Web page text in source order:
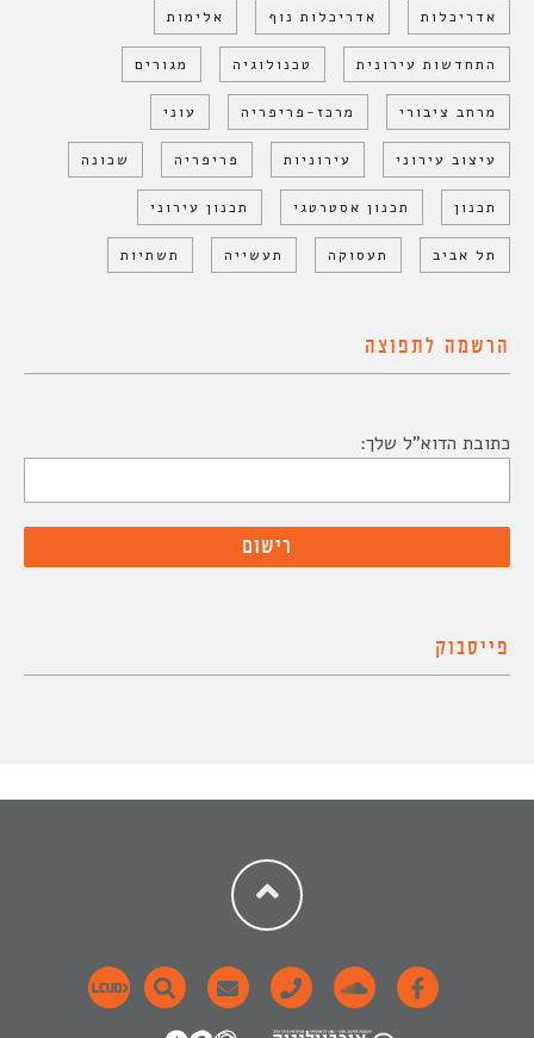
אדריכלות אדריכלות נוף אלימות
התחדשות עירונית טכנולוגיה מגורים
מרחב ציבורי מרכז-פריפריה עוני
עיצוב עירוני עירוניות פריפריה שכונה
תכנון תכנון אסטרטגי תכנון עירוני
תל אביב תעסוקה תעשייה תשתיות
הרשמה לתפוצה
כתובת הדוא"ל שלך:
פייסבוק